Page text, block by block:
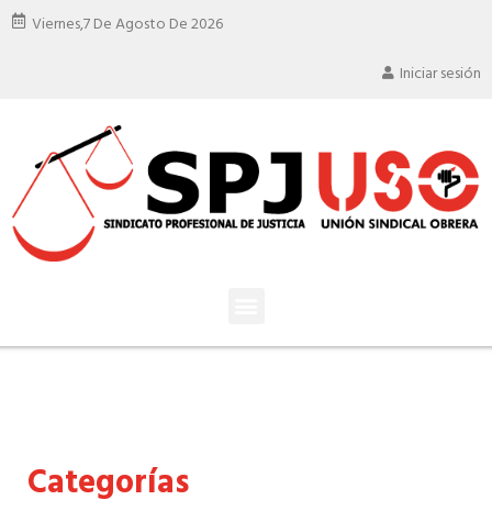
Viernes,7 De Agosto De 2026
Iniciar sesión
Categorías